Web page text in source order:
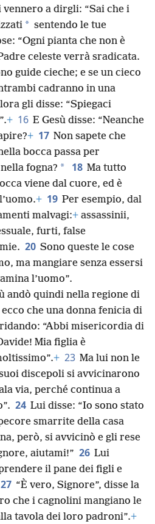
a dirgli: “Sai che i
* sentendo le tue
“Ogni pianta che non è
celeste verrà sradicata.
guide cieche; e se un cieco
cadranno in una
gli disse: “Spiegaci
+ 16 E Gesù disse: “Neanche
+ 17 Non sapete che
bocca passa per
fogna? * 18 Ma tutto
viene dal cuore, ed è
+ 19 Per esempio, dal
malvagi:+ assassinii,
furti, false
20 Sono queste le cose
ma mangiare senza essersi
l’uomo”.
andò quindi nella regione di
ecco che una donna fenicia di
“Abbi misericordia di
Mia figlia è
+ 23 Ma lui non le
discepoli si avvicinarono
via, perché continua a
24 Lui disse: “Io sono stato
smarrite della casa
però, si avvicinò e gli rese
aiutami!” 26 Lui
il pane dei figli e
27 “È vero, Signore”, disse la
che i cagnolini mangiano le
tavola dei loro padroni”.+